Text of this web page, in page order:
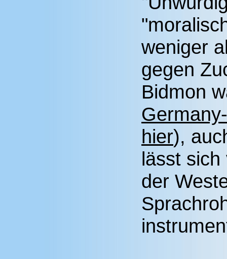
weniger
gegen
Bidmon
hier),
lässt
der